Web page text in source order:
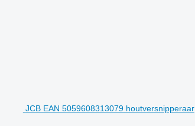
JCB EAN 5059608313079 houtversnipperaar